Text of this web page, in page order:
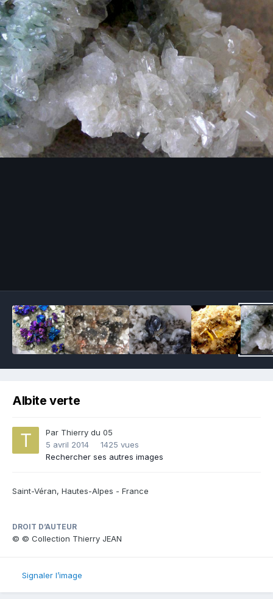
Albite verte
Par Thierry du 05
5 avril 2014
1425 vues
Rechercher ses autres images
Saint-Véran, Hautes-Alpes - France
DROIT D’AUTEUR
© © Collection Thierry JEAN
Signaler l’image